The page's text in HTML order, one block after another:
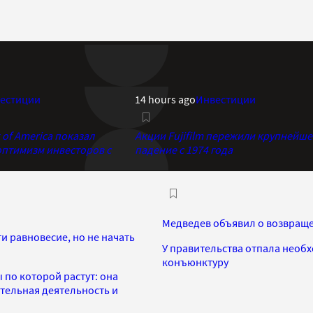
America показал
инвесторов с
14 hours agoИнвестиции
Акции Fujifilm пережили
падение с 1974 года
равновесие, но не начать
которой растут: она
деятельность и
Медведев объявил о
У правительства отпала
конъюнктуру